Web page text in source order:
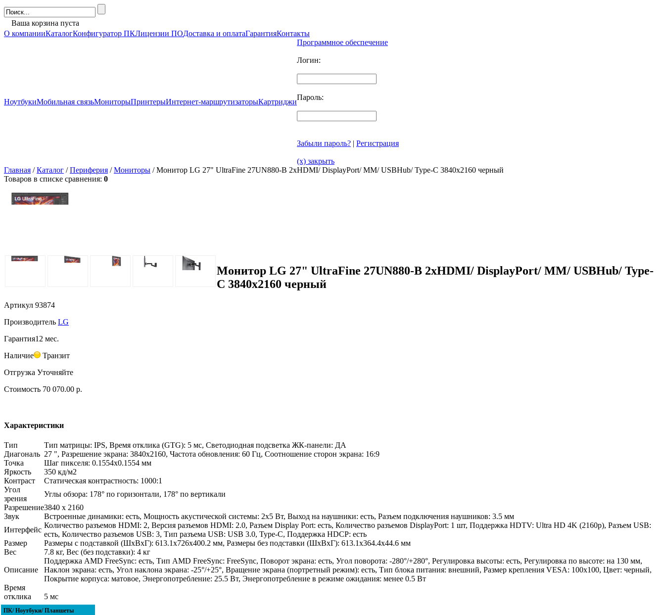
Ваша корзина пуста
О компанииКаталогКонфигуратор ПКЛицензии ПОДоставка и оплатаГарантияКонтакты
НоутбукиМобильная связьМониторыПринтерыИнтернет-маршрутизаторыКартриджи
Программное обеспечение
Логин:
Пароль:
Забыли пароль? | Регистрация
(x) закрыть
Главная /Каталог /Периферия /Мониторы / Монитор LG 27" UltraFine 27UN880-B 2xHDMI/ DisplayPort/ MM/ USBHub/ Type-C 3840x2160 черный
Товаров в списке сравнения: 0
Монитор LG 27" UltraFine 27UN880-B 2xHDMI/ DisplayPort/ MM/ USBHub/ Type-
C 3840x2160 черный
Артикул 93874
Производитель LG
Гарантия12 мес.
Наличие
Транзит
Отгрузка Уточняйте
Стоимость 70 070.00 р.
Характеристики
Тип
Тип матрицы: IPS, Время отклика (GTG): 5 мс, Светодиодная подсветка ЖК-панели: ДА
Диагональ 27 ", Разрешение экрана: 3840x2160, Частота обновления: 60 Гц, Соотношение сторон экрана: 16:9
Точка
Шаг пикселя: 0.1554х0.1554 мм
Яркость
350 кд/м2
Контраст
Статическая контрастность: 1000:1
Угол
зрения
Углы обзора: 178° по горизонтали, 178° по вертикали
Разрешение3840 x 2160
Звук
Встроенные динамики: есть, Мощность акустической системы: 2х5 Вт, Выход на наушники: есть, Разъем подключения наушников: 3.5 мм
Интерфейс
Количество разъемов HDMI: 2, Версия разъемов HDMI: 2.0, Разъем Display Port: есть, Количество разъемов DisplayPort: 1 шт, Поддержка HDTV: Ultra HD 4K (2160p), Разъем USB:
есть, Количество разъемов USB: 3, Тип разъема USB: USB 3.0, Type-C, Поддержка HDCP: есть
Размер
Размеры с подставкой (ШхВхГ): 613.1х726х400.2 мм, Размеры без подставки (ШхВхГ): 613.1х364.4х44.6 мм
Вес
7.8 кг, Вес (без подставки): 4 кг
Описание
Поддержка AMD FreeSync: есть, Тип AMD FreeSync: FreeSync, Поворот экрана: есть, Угол поворота: -280°/+280°, Регулировка высоты: есть, Регулировка по высоте: на 130 мм,
Наклон экрана: есть, Угол наклона экрана: -25°/+25°, Вращение экрана (портретный режим): есть, Тип блока питания: внешний, Размер крепления VESA: 100х100, Цвет: черный,
Покрытие корпуса: матовое, Энергопотребление: 25.5 Вт, Энергопотребление в режиме ожидания: менее 0.5 Вт
Время
отклика
матрицы
5 мc
ПК/ Ноутбуки/ Планшеты